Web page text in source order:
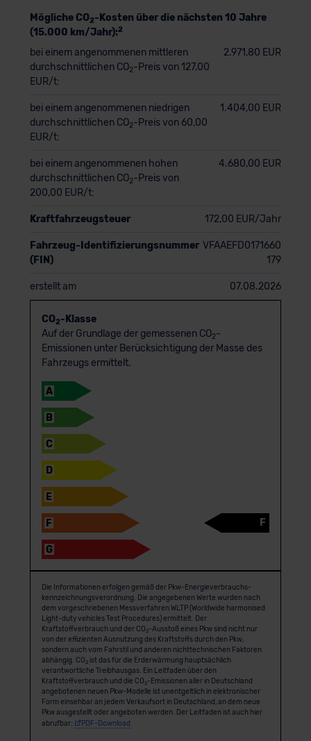
Mögliche CO2-Kosten über die nächsten 10 Jahre
(15.000 km/Jahr):2
bei einem angenommenen mittleren
durchschnittlichen CO2-Preis von 127,00
EUR/t:
2.971,80 EUR
bei einem angenommenen niedrigen
durchschnittlichen CO2-Preis von 60,00
EUR/t:
1.404,00 EUR
bei einem angenommenen hohen
durchschnittlichen CO2-Preis von
200,00 EUR/t:
4.680,00 EUR
Kraftfahrzeugsteuer 172,00 EUR/Jahr
Fahrzeug-Identifizierungsnummer
(FIN)
VFAAEFD0171660
179
erstellt am 07.08.2026
CO2-Klasse
Auf der Grundlage der gemessenen CO2-
Emissionen unter Berücksichtigung der Masse des
Fahrzeugs ermittelt.
A
B
C
D
E
F
G
F
Die Informationen erfolgen gemäß der Pkw-Energie­verbrauchs­
kennzeichnungs­verordnung. Die angegebenen Werte wurden nach
dem vorgeschriebenen Messverfahren WLTP (Worldwide harmonised
Light-duty vehicles Test Procedures) ermittelt. Der
Kraftstoffverbrauch und der CO2-Ausstoß eines Pkw sind nicht nur
von der effizienten Ausnutzung des Kraftstoffs durch den Pkw,
sondern auch vom Fahrstil und anderen nichttechnischen Faktoren
abhängig. CO2ist das für die Erderwärmung hauptsächlich
verantwortliche Treibhausgas. Ein Leitfaden über den
Kraftstoffverbrauch und die CO2-Emissionen aller in Deutschland
angebotenen neuen Pkw-Modelle ist unentgeltlich in elektronischer
Form einsehbar an jedem Verkaufsort in Deutschland, an dem neue
Pkw ausgestellt oder angeboten werden. Der Leitfaden ist auch hier
abrufbar:
PDF-Download